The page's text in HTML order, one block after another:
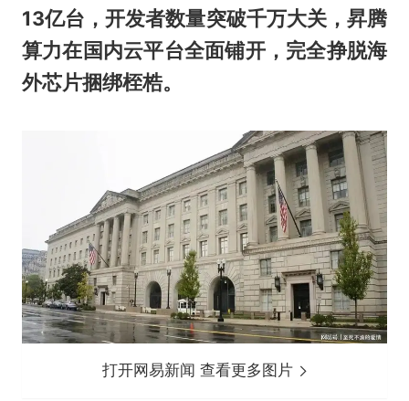
13亿台，开发者数量突破千万大关，昇腾
算力在国内云平台全面铺开，完全挣脱海
外芯片捆绑桎梏。
打开网易新闻 查看更多图片